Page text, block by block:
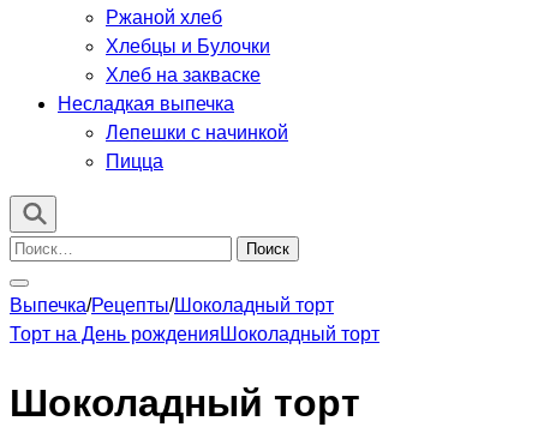
Ржаной хлеб
Хлебцы и Булочки
Хлеб на закваске
Несладкая выпечка
Лепешки с начинкой
Пицца
Найти:
Выпечка/Рецепты/Шоколадный торт
Торт на День рождения Шоколадный торт
Шоколадный торт